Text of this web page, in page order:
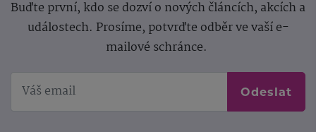
Buďte první, kdo se dozví o nových článcích, akcích a
událostech. Prosíme, potvrďte odběr ve vaší e-
mailové schránce.
Odeslat